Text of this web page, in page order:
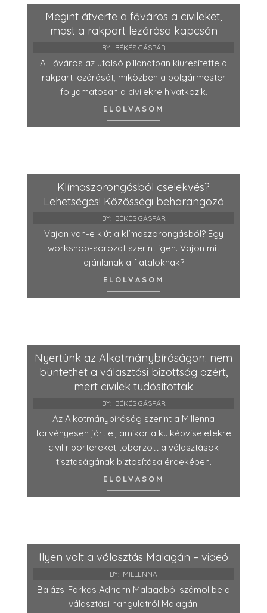
Megint átverte a főváros a civileket,
most a rakpart lezárása kapcsán
BY: BÉKÉS GÁSPÁR
A Főváros az utolsó pillanatban kiüresítette a
rakpart lezárását, miközben a polgármester
folyamatosan a civilekre hivatkozik.
ELOLVASOM
Klímaszorongásból cselekvés?
Lehetséges! Közösségi beharangozó
BY: BÉKÉS GÁSPÁR
Vajon van-e kiút a klímaszorongásból? Egy
workshop-sorozat szerint igen. Vajon mit
ajánlanak a fiataloknak?
ELOLVASOM
Nyertünk az Alkotmánybíróságon: nem
büntethet a választási bizottság azért,
mert civilek tudósítottak
BY: BÉKÉS GÁSPÁR
Az Alkotmánybíróság szerint a Millenna
törvényesen járt el, amikor a külképviseletekre
civil riportereket toborzott a választások
tisztaságának biztosítása érdekében.
ELOLVASOM
Ilyen volt a választás Malagán – videó
BY: MILLENNA
Balázs-Farkas Adrienn Malagából számol be a
választási hangulatról Malagán.